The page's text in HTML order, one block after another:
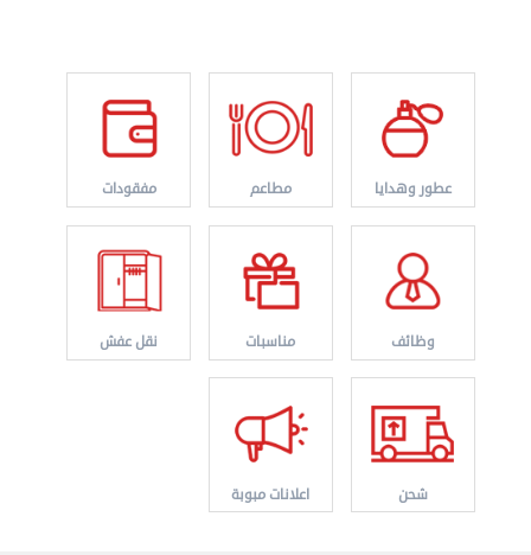
نقل عفش الكويت 50767633 هاف لوري نقل أغراض ...
عطور وهدايا مطاعم مفقودات
وظائف مناسبات نقل عفش
شحن اعلانات مبوبة